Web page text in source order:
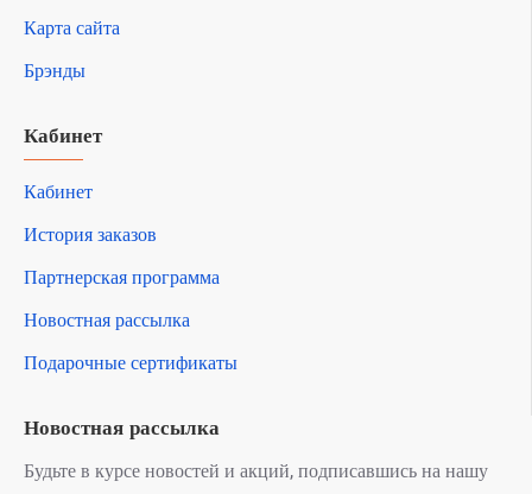
Карта сайта
Брэнды
Кабинет
Кабинет
История заказов
Партнерская программа
Новостная рассылка
Подарочные сертификаты
Новостная рассылка
Будьте в курсе новостей и акций, подписавшись на нашу